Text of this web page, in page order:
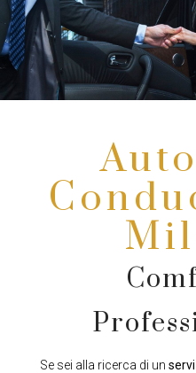
Se sei alla ricerca di un